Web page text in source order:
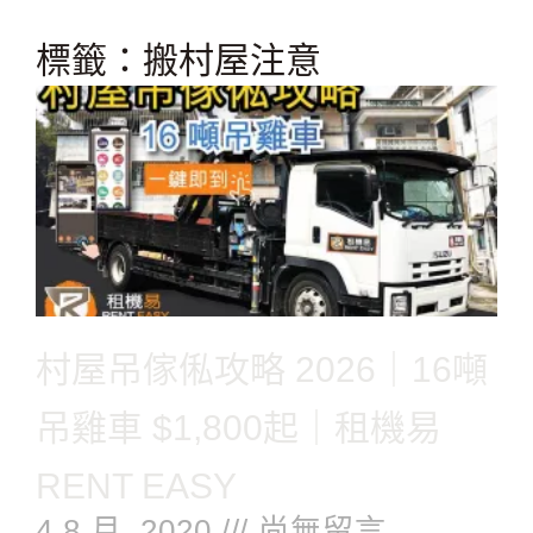
標籤：搬村屋注意
村屋吊傢俬攻略 2026｜16噸
吊雞車 $1,800起｜租機易
RENT EASY